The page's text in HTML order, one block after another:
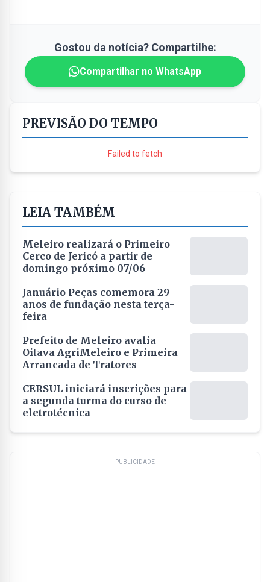
Gostou da notícia? Compartilhe:
Compartilhar no WhatsApp
PREVISÃO DO TEMPO
Failed to fetch
LEIA TAMBÉM
Meleiro realizará o Primeiro
Cerco de Jericó a partir de
domingo próximo 07/06
Januário Peças comemora 29
anos de fundação nesta terça-
feira
Prefeito de Meleiro avalia
Oitava AgriMeleiro e Primeira
Arrancada de Tratores
CERSUL iniciará inscrições para
a segunda turma do curso de
eletrotécnica
PUBLICIDADE